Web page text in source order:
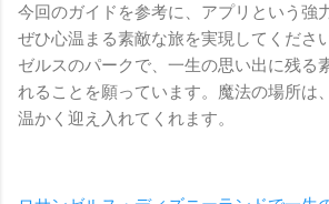
今回のガイドを参考に、アプリという強
ぜひ心温まる素敵な旅を実現してくださ
ゼルスのパークで、一生の思い出に残る
れることを願っています。魔法の場所は
温かく迎え入れてくれます。